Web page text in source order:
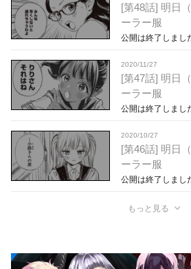
[第48話] 明日
ーラー服
公開は終了しまし
2020/11/27
[第47話] 明日
ーラー服
公開は終了しまし
2020/10/27
[第46話] 明日
ーラー服
公開は終了しまし
もっと見る